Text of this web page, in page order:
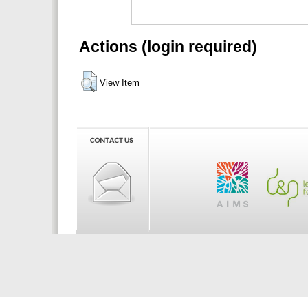
Actions (login required)
View Item